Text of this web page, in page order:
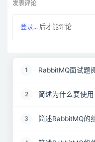
发表评论
登录... 后才能评论
1 RabbitMQ面试题
2 简述为什么要使
3 简述RabbitMQ的